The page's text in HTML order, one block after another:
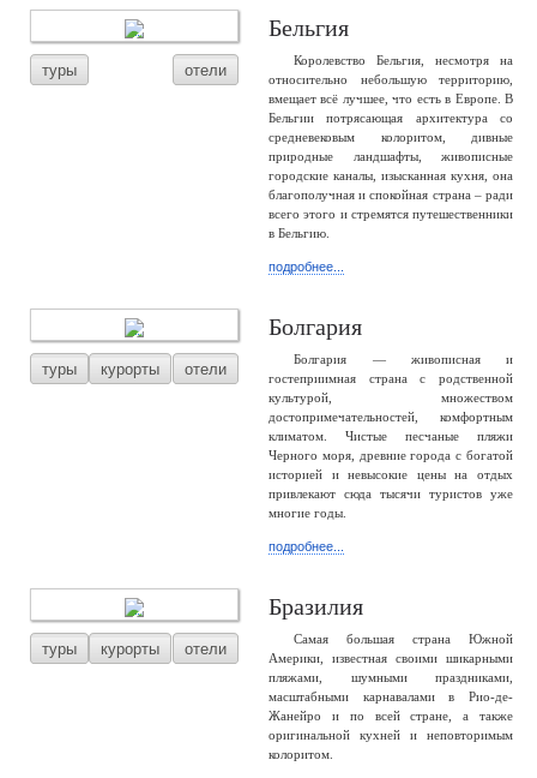
туры отели
Бельгия
Королевство Бельгия, несмотря на
относительно небольшую территорию,
вмещает всё лучшее, что есть в Европе. В
Бельгии потрясающая архитектура со
средневековым колоритом, дивные
природные ландшафты, живописные
городские каналы, изысканная кухня, она
благополучная и спокойная страна – ради
всего этого и стремятся путешественники
в Бельгию.
подробнее...
туры курорты отели
Болгария
Болгария — живописная и
гостеприимная страна с родственной
культурой, множеством
достопримечательностей, комфортным
климатом. Чистые песчаные пляжи
Черного моря, древние города с богатой
историей и невысокие цены на отдых
привлекают сюда тысячи туристов уже
многие годы.
подробнее...
туры курорты отели
Бразилия
Самая большая страна Южной
Америки, известная своими шикарными
пляжами, шумными праздниками,
масштабными карнавалами в Рио-де-
Жанейро и по всей стране, а также
оригинальной кухней и неповторимым
колоритом.